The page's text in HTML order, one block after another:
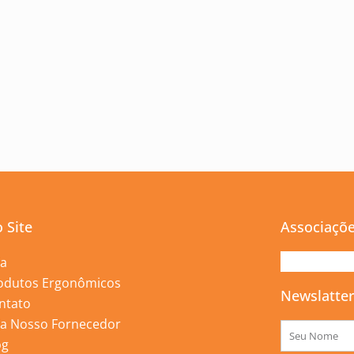
Site
Ergonômicos
Nosso Fornecedor
Newslatter
Nome